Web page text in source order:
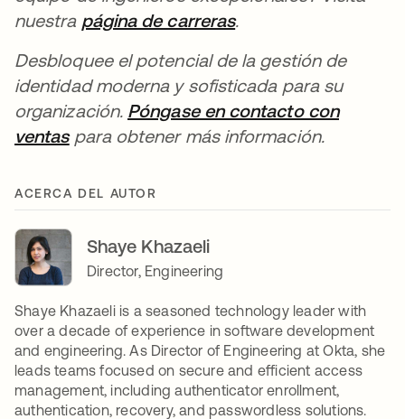
nuestra página de carrerasse abre en una
.
Desbloquee el potencial de la gestión de
identidad moderna y sofisticada para su
organización. Póngase en contacto con
ventasse abre en una pestaña nueva
para obtener más información.
ACERCA DEL AUTOR
Shaye Khazaeli
Director, Engineering
Shaye Khazaeli is a seasoned technology leader with
over a decade of experience in software development
and engineering. As Director of Engineering at Okta, she
leads teams focused on secure and efficient access
management, including authenticator enrollment,
authentication, recovery, and passwordless solutions.